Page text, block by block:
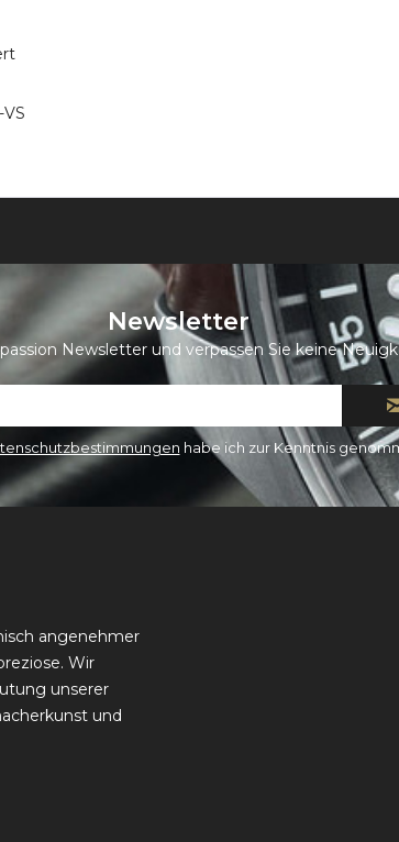
Newsletter
Newsletter und verpassen Sie keine
habe ich zur Kenntnis
angenehmer
Wir
unserer
und